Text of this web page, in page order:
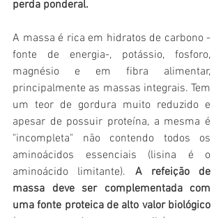
perda ponderal.
A massa é rica em hidratos de carbono -
fonte de energia-, potássio, fosforo,
magnésio e em fibra alimentar,
principalmente as massas integrais. Tem
um teor de gordura muito reduzido e
apesar de possuir proteína, a mesma é
"incompleta" não contendo todos os
aminoácidos essenciais (lisina é o
aminoácido limitante). A refeição de
massa deve ser complementada com
uma fonte proteica de alto valor biológico